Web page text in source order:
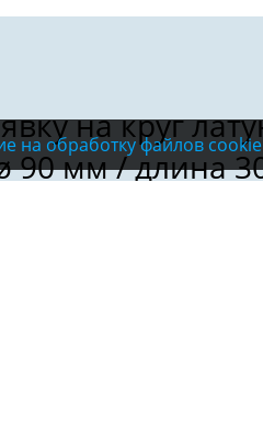
на обработку файлов cookie